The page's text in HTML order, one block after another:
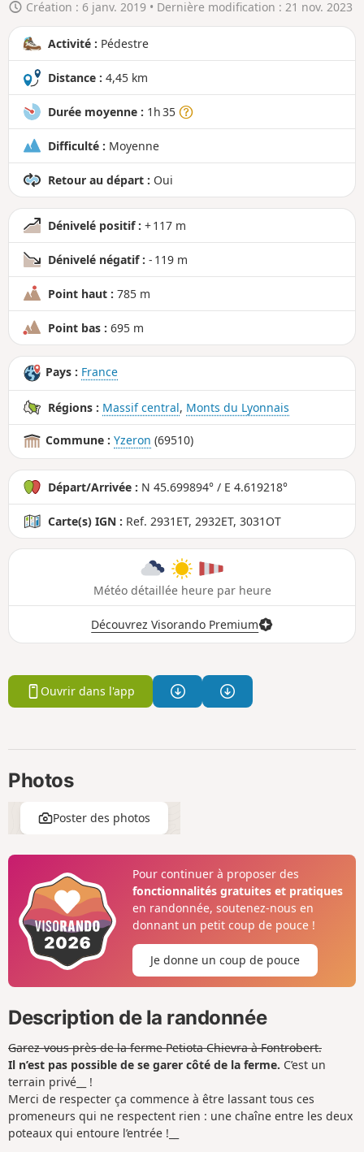
r
n
d
Création : 6 janv. 2019• Dernière modification : 21 nov. 2023
Activité : Pédestre
Distance : 4,45 km
Durée moyenne : 1h 35
Difficulté : Moyenne
Retour au départ : Oui
Dénivelé positif : + 117 m
Dénivelé négatif : - 119 m
Point haut : 785 m
Point bas : 695 m
Pays : France
Régions : Massif central, Monts du Lyonnais
Commune : Yzeron (69510)
Départ/Arrivée : N 45.699894° / E 4.619218°
Carte(s) IGN : Ref. 2931ET, 2932ET, 3031OT
Météo détaillée heure par heure
Découvrez Visorando Premium
Ouvrir dans l'app
Photos
Poster des photos
Pour continuer à proposer des
fonctionnalités gratuites et pratiques
en randonnée, soutenez-nous en
donnant un petit coup de pouce !
Je donne un coup de pouce
Description de la randonnée
Garez-vous près de la ferme Petiota Chievra à Fontrobert.
Il n’est pas possible de se garer côté de la ferme. C’est un
terrain privé__ !
Merci de respecter ça commence à être lassant tous ces
promeneurs qui ne respectent rien : une chaîne entre les deux
poteaux qui entoure l’entrée !__